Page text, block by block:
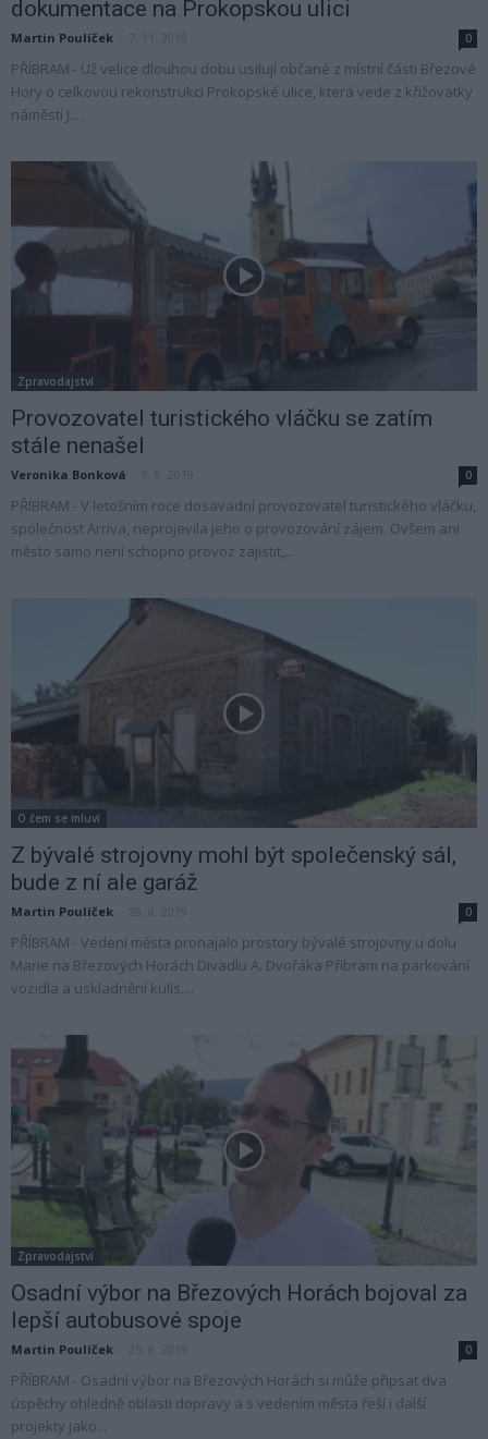
dokumentace na Prokopskou ulici
Martin Poulíček 0
PŘÍBRAM - Už velice dlouhou dobu usilují občané z místní části Březové
Hory o celkovou rekonstrukci Prokopské ulice, která vede z křižovatky
náměstí J....
Zpravodajství
Provozovatel turistického vláčku se zatím
stále nenašel
Veronika Bonková 0
PŘÍBRAM - V letošním roce dosavadní provozovatel turistického vláčku,
společnost Arriva, neprojevila jeho o provozování zájem. Ovšem ani
město samo není schopno provoz zajistit,...
O čem se mluví
Z bývalé strojovny mohl být společenský sál,
bude z ní ale garáž
Martin Poulíček 0
PŘÍBRAM - Vedení města pronajalo prostory bývalé strojovny u dolu
Marie na Březových Horách Divadlu A. Dvořáka Příbram na parkování
vozidla a uskladnění kulis....
Zpravodajství
Osadní výbor na Březových Horách bojoval za
lepší autobusové spoje
Martin Poulíček 0
PŘÍBRAM - Osadní výbor na Březových Horách si může připsat dva
úspěchy ohledně oblasti dopravy a s vedením města řeší i další
projekty jako...